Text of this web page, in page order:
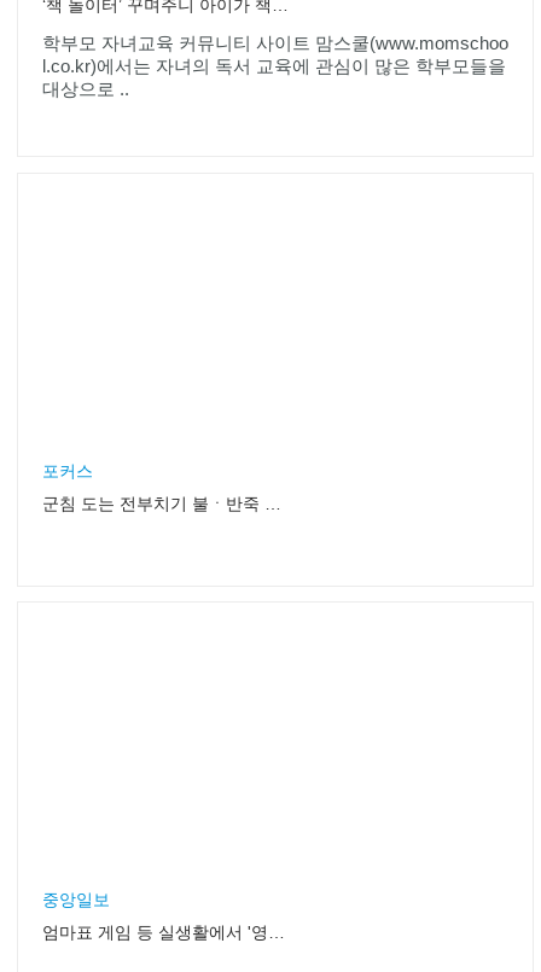
학부모 자녀교육 커뮤니티 사이트 맘스쿨(www.momschoo
l.co.kr)에서는 자녀의 독서 교육에 관심이 많은 학부모들을
대상으로 ..
포커스
중앙일보
엄마표 게임 등 실생활에서 '영어 말하기' 가능해야